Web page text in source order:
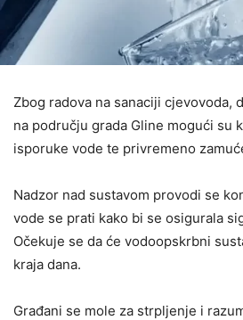
Zbog radova na sanaciji cjevovoda,
na području grada Gline mogući su
isporuke vode te privremeno
Nadzor nad sustavom provodi se
vode se prati kako bi se osigurala
Očekuje se da će vodoopskrbni
kraja dana.
Građani se mole za strpljenje i